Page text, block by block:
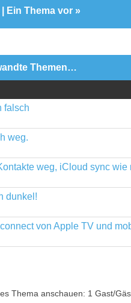
Ein Thema vor »
Themen…
falsch
weg.
weg, iCloud sync wie
dunkel!
von Apple TV und
Thema anschauen: 1 Gast/